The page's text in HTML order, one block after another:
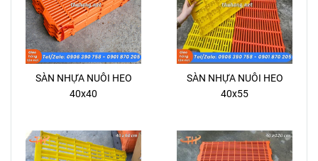
SÀN NHỰA NUÔI HEO
40x40
SÀN NHỰA NUÔI HEO
40x55